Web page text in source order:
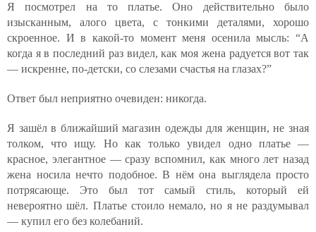
Я посмотрел на то платье. Оно действительно было
изысканным, алого цвета, с тонкими деталями, хорошо
скроенное. И в какой-то момент меня осенила мысль: “А
когда я в последний раз видел, как моя жена радуется вот так
— искренне, по-детски, со слезами счастья на глазах?”
Ответ был неприятно очевиден: никогда.
Я зашёл в ближайший магазин одежды для женщин, не зная
толком, что ищу. Но как только увидел одно платье —
красное, элегантное — сразу вспомнил, как много лет назад
жена носила нечто подобное. В нём она выглядела просто
потрясающе. Это был тот самый стиль, который ей
невероятно шёл. Платье стоило немало, но я не раздумывал
— купил его без колебаний.